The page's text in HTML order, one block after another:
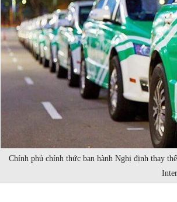
Chính phủ chính thức ban hành Nghị định thay